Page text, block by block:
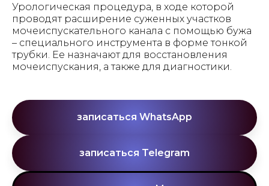
Урологическая процедура, в ходе которой
проводят расширение суженных участков
мочеиспускательного канала с помощью бужа
– специального инструмента в форме тонкой
трубки. Ее назначают для восстановления
мочеиспускания, а также для диагностики.
записаться WhatsApp
записаться Telegram